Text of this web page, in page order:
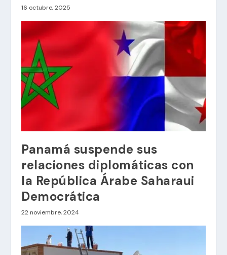
16 octubre, 2025
Panamá suspende sus
relaciones diplomáticas con
la República Árabe Saharaui
Democrática
22 noviembre, 2024